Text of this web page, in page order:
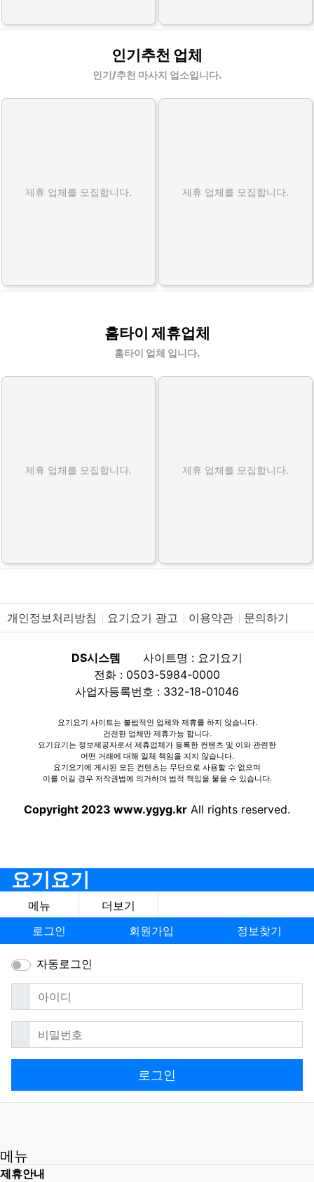
인기추천 업체
인기/추천 마사지 업소입니다.
제휴 업체를 모집합니다. 제휴 업체를 모집합니다.
홈타이 제휴업체
홈타이 업체 입니다.
제휴 업체를 모집합니다. 제휴 업체를 모집합니다.
개인정보처리방침 요기요기 광고 이용약관 문의하기
DS시스템
사이트명 : 요기요기
전화 : 0503-5984-0000
사업자등록번호 : 332-18-01046
요기요기 사이트는 불법적인 업체와 제휴를 하지 않습니다.
건전한 업체만 제휴가능 합니다.
요기요기는 정보제공자로서 제휴업체가 등록한 컨텐츠 및 이와 관련한
어떤 거래에 대해 일체 책임을 지지 않습니다.
요기요기에 게시된 모든 컨텐츠는 무단으로 사용할 수 없으며
이를 어길 경우 저작권법에 의거하여 법적 책임을 물을 수 있습니다.
Copyright 2023 www.ygyg.kr All rights reserved.
요기요기
메뉴
더보기
로그인
회원가입 정보찾기
자동로그인
아이디필수
비밀번호필수
로그인
메뉴
제휴안내